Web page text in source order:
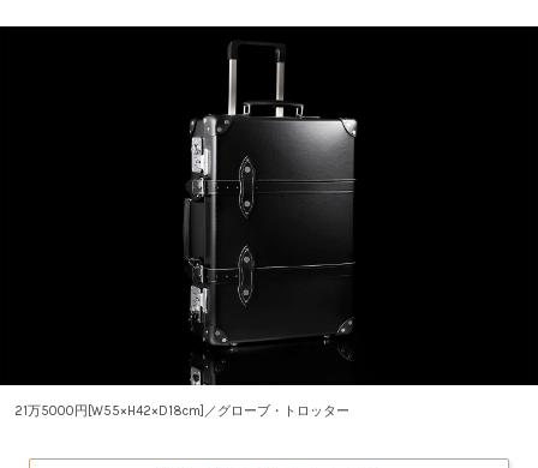
21万5000円[W55×H42×D18cm]／グローブ・トロッター